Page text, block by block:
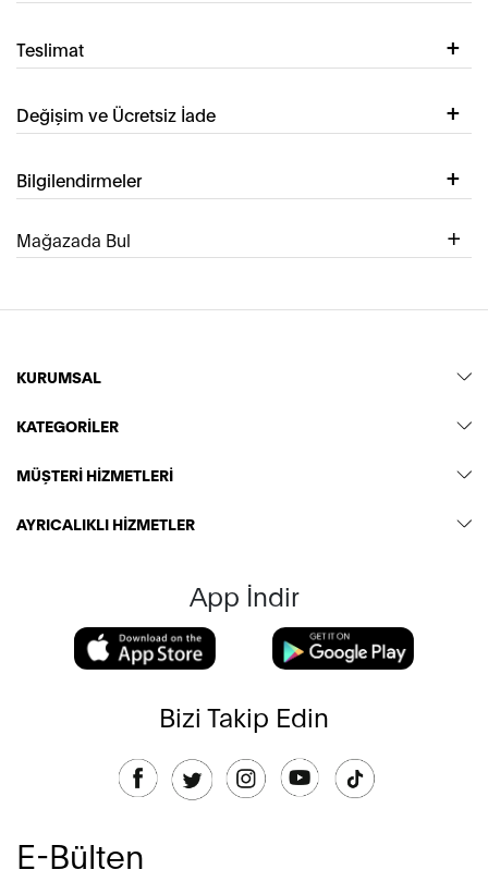
Teslimat
Değişim ve Ücretsiz İade
Bilgilendirmeler
Mağazada Bul
KURUMSAL
KATEGORİLER
MÜŞTERİ HİZMETLERİ
AYRICALIKLI HİZMETLER
App İndir
Bizi Takip Edin
E-Bülten